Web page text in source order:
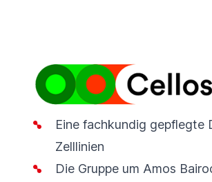
Eine fachkundig gepflegte
Zelllinien
Die Gruppe um Amos